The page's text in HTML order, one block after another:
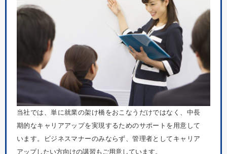
当社では、単に就業の架け橋をおこなうだけではなく、中長
期的なキャリアアップを実現するためのサポートを用意して
います。ビジネスマナーのみならず、管理者としてキャリア
アップしたい方向けの講習もご用意しています。